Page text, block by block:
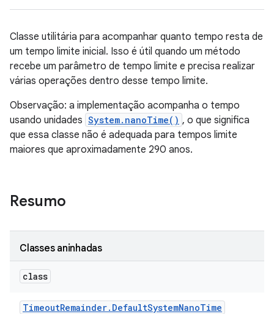
Classe utilitária para acompanhar quanto tempo resta de
um tempo limite inicial. Isso é útil quando um método
recebe um parâmetro de tempo limite e precisa realizar
várias operações dentro desse tempo limite.
Observação: a implementação acompanha o tempo
usando unidades System.nanoTime() , o que significa
que essa classe não é adequada para tempos limite
maiores que aproximadamente 290 anos.
Resumo
Classes aninhadas
class
TimeoutRemainder. DefaultSystemNanoTime